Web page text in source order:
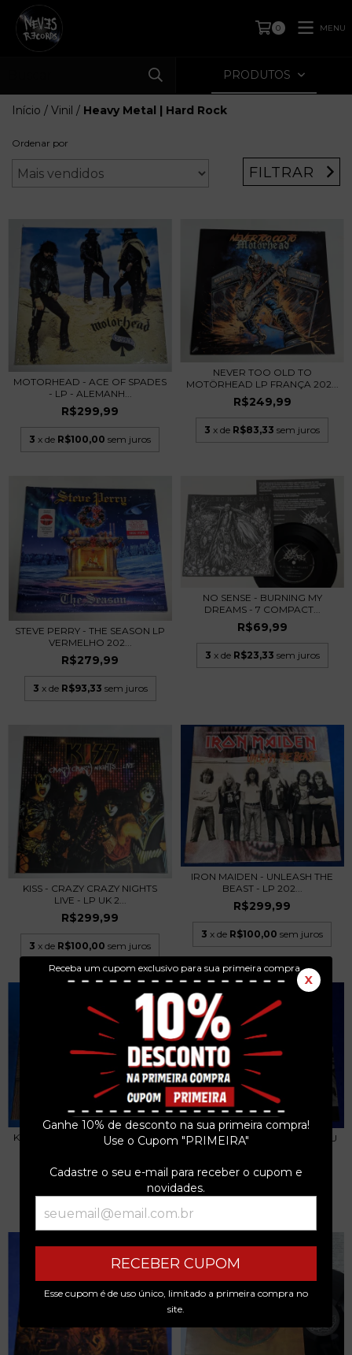
Receba um cupom exclusivo para sua primeira compra.
X
Ganhe 10% de desconto na sua primeira compra!
Use o Cupom "PRIMEIRA"
Cadastre o seu e-mail para receber o cupom e
novidades.
RECEBER CUPOM
Esse cupom é de uso único, limitado a primeira compra no
site.
0 MENU
PRODUTOS
Início / Vinil / Heavy Metal | Hard Rock
Ordenar por
FILTRAR
MOTORHEAD - ACE OF SPADES
- LP - ALEMANH...
R$299,99
3 x de R$100,00 sem juros
NEVER TOO OLD TO
MOTÖRHEAD LP FRANÇA 202...
R$249,99
3 x de R$83,33 sem juros
STEVE PERRY - THE SEASON LP
VERMELHO 202...
R$279,99
3 x de R$93,33 sem juros
NO SENSE - BURNING MY
DREAMS - 7 COMPACT...
R$69,99
3 x de R$23,33 sem juros
KISS - CRAZY CRAZY NIGHTS
LIVE - LP UK 2...
R$299,99
3 x de R$100,00 sem juros
IRON MAIDEN - UNLEASH THE
BEAST - LP 202...
R$299,99
3 x de R$100,00 sem juros
KISS - MUSIC FROM THE ELDER -
R$999,99
3 x deR$333,33 sem juros
KISS - BLACK DIAMOND - LP EU
R$289,99
3 x deR$96,66 sem juros